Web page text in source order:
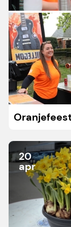
20
apr